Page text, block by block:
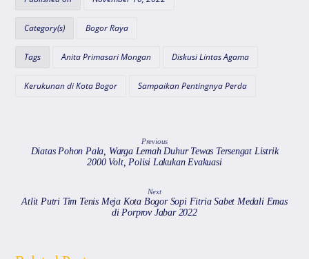
A
p o
k
a
Category(s) Bogor Raya
Tags Anita Primasari Mongan Diskusi Lintas Agama
Kerukunan di Kota Bogor Sampaikan Pentingnya Perda
Previous
Diatas Pohon Pala, Warga Lemah Duhur Tewas Tersengat Listrik
2000 Volt, Polisi Lakukan Evakuasi
Next
Atlit Putri Tim Tenis Meja Kota Bogor Sopi Fitria Sabet Medali Emas
di Porprov Jabar 2022